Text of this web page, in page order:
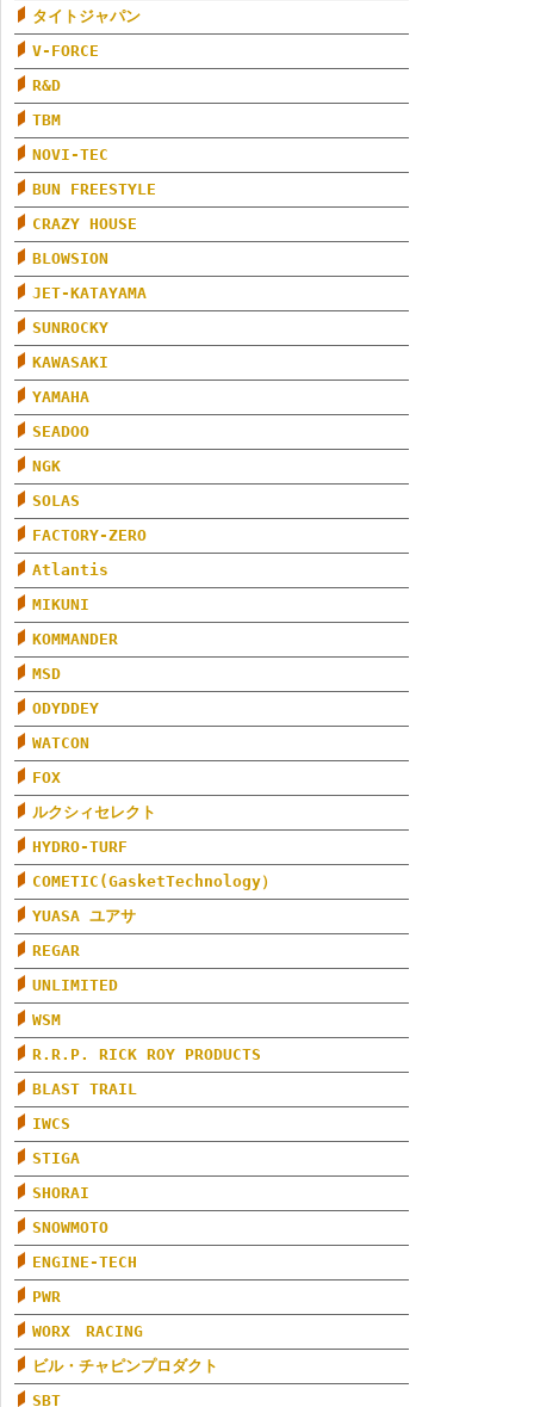
タイトジャパン
V-FORCE
R&D
TBM
NOVI-TEC
BUN FREESTYLE
CRAZY HOUSE
BLOWSION
JET-KATAYAMA
SUNROCKY
KAWASAKI
YAMAHA
SEADOO
NGK
SOLAS
FACTORY-ZERO
Atlantis
MIKUNI
KOMMANDER
MSD
ODYDDEY
WATCON
FOX
ルクシィセレクト
HYDRO-TURF
COMETIC(GasketTechnology）
YUASA ユアサ
REGAR
UNLIMITED
WSM
R.R.P. RICK ROY PRODUCTS
BLAST TRAIL
IWCS
STIGA
SHORAI
SNOWMOTO
ENGINE-TECH
PWR
WORX RACING
ビル・チャピンプロダクト
SBT